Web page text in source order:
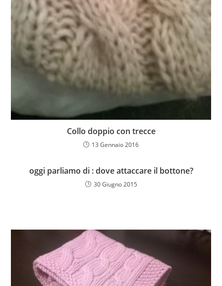
Collo doppio con trecce
13 Gennaio 2016
oggi parliamo di : dove attaccare il bottone?
30 Giugno 2015